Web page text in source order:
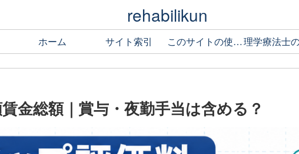
rehabilikun
ホーム サイト索引 このサイトの使い方
金総額｜賞与・夜勤手当は含める？